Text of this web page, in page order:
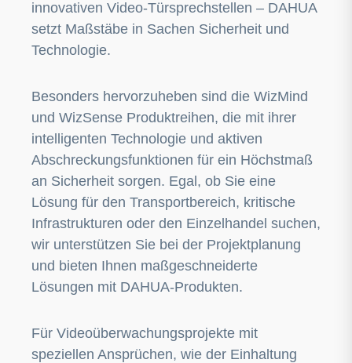
innovativen Video-Türsprechstellen – DAHUA
setzt Maßstäbe in Sachen Sicherheit und
Technologie.
Besonders hervorzuheben sind die WizMind
und WizSense Produktreihen, die mit ihrer
intelligenten Technologie und aktiven
Abschreckungsfunktionen für ein Höchstmaß
an Sicherheit sorgen. Egal, ob Sie eine
Lösung für den Transportbereich, kritische
Infrastrukturen oder den Einzelhandel suchen,
wir unterstützen Sie bei der Projektplanung
und bieten Ihnen maßgeschneiderte
Lösungen mit DAHUA-Produkten.
Für Videoüberwachungsprojekte mit
speziellen Ansprüchen, wie der Einhaltung